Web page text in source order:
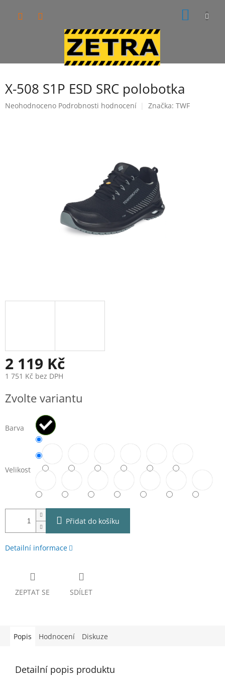
X-508 S1P ESD SRC polobotka
Průměrné
Neohodnoceno Podrobnosti hodnocení Značka: TWF
2 119 Kč
1 751 Kč bez DPH
cena:
Zvolte variantu
Barva
Velikost
Přidat do košíku
Detailní informace
ZEPTAT SE SDÍLET
Popis Hodnocení Diskuze
Detailní popis produktu